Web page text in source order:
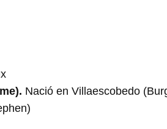
Nació en Villaescobedo